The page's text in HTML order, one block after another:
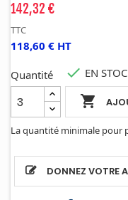
142,32 €
TTC
118,60 € HT
Quantité

 EN
La quantité minimale pour
DONNEZ VOTRE